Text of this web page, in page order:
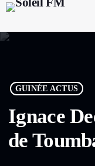
GUINÉE ACTUS
Ignace
de